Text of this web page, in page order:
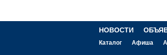
НОВОСТИ
Каталог Афиша